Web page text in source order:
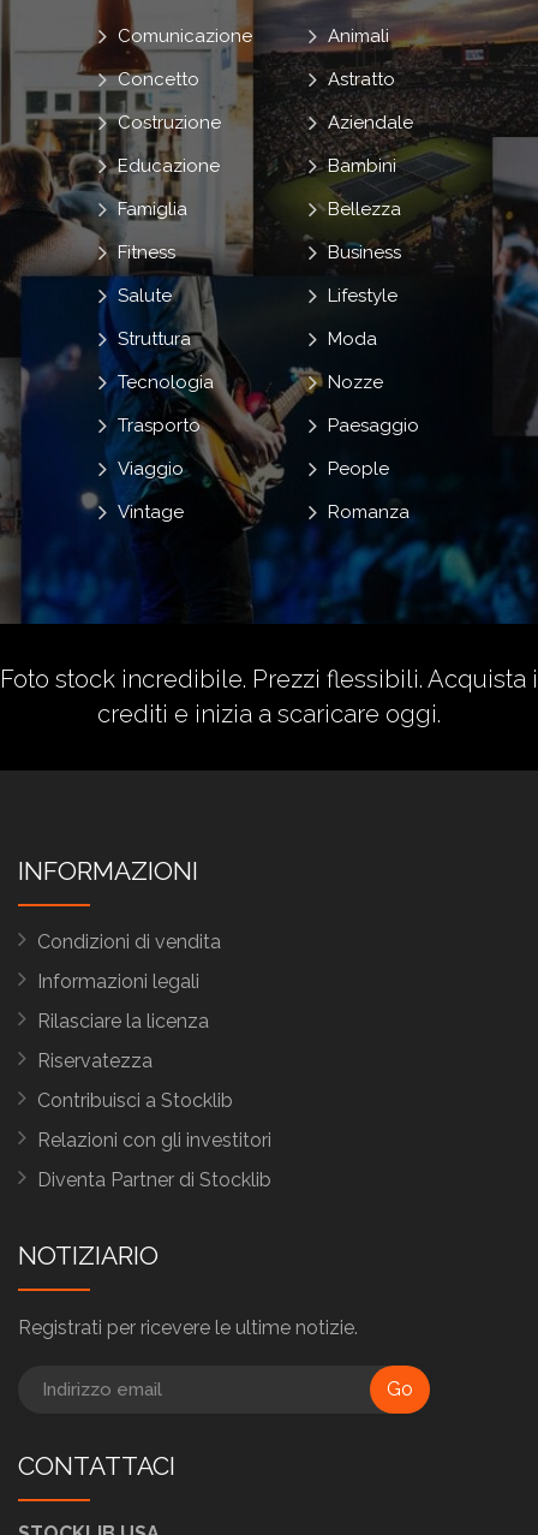
Animali
Astratto
Aziendale
Bambini
Bellezza
Business
Comunicazione
Concetto
Costruzione
Educazione
Famiglia
Fitness
Lifestyle
Moda
Nozze
Paesaggio
People
Romanza
Salute
Struttura
Tecnologia
Trasporto
Viaggio
Vintage
Foto stock incredibile. Prezzi flessibili. Acquista i
crediti e inizia a scaricare oggi.
INFORMAZIONI
Condizioni di vendita
Informazioni legali
Rilasciare la licenza
Riservatezza
Contribuisci a Stocklib
Relazioni con gli investitori
Diventa Partner di Stocklib
NOTIZIARIO
Registrati per ricevere le ultime notizie.
Go
CONTATTACI